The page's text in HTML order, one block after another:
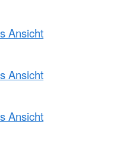
Ansicht
Ansicht
Ansicht